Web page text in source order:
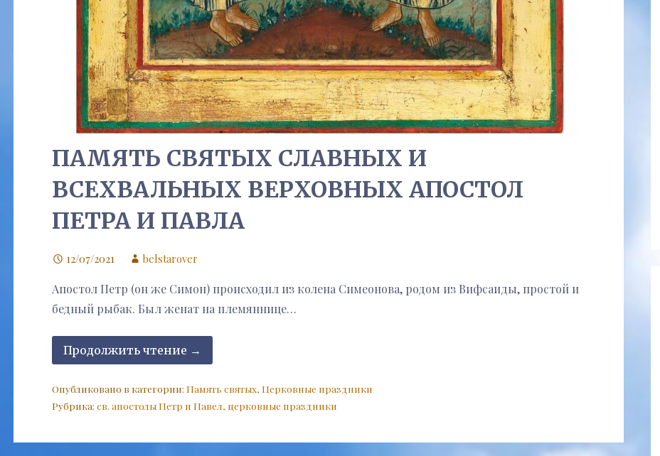
ПАМЯТЬ СВЯТЫХ СЛАВНЫХ И
ВСЕХВАЛЬНЫХ ВЕРХОВНЫХ АПОСТОЛ
ПЕТРА И ПАВЛА
12/07/2021 belstarover
Апостол Петр (он же Симон) происходил из колена Симеонова, родом из Вифсаиды, простой и
бедный рыбак. Был женат на племяннице…
Продолжить чтение →
Опубликовано в категории: Память святых, Церковные праздники
Рубрика: св. апостолы Петр и Павел, церковные праздники